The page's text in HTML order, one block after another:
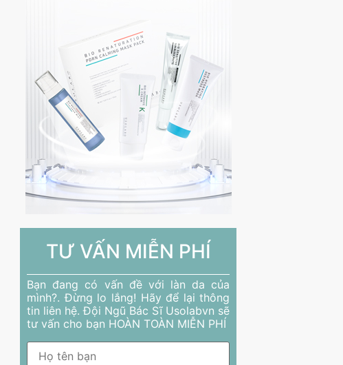
TƯ VẤN MIỄN PHÍ
Bạn đang có vấn đề với làn da của
mình?. Đừng lo lắng! Hãy để lại thông
tin liên hệ. Đội Ngũ Bác Sĩ Usolabvn sẽ
tư vấn cho bạn HOÀN TOÀN MIỄN PHÍ